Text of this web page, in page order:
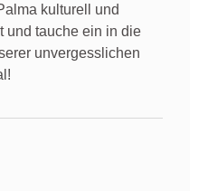
kulturell und
und tauche ein in die
unvergesslichen